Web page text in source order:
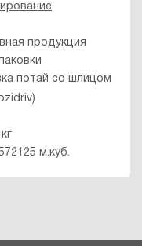
продукция
потай со шлицом
м.куб.